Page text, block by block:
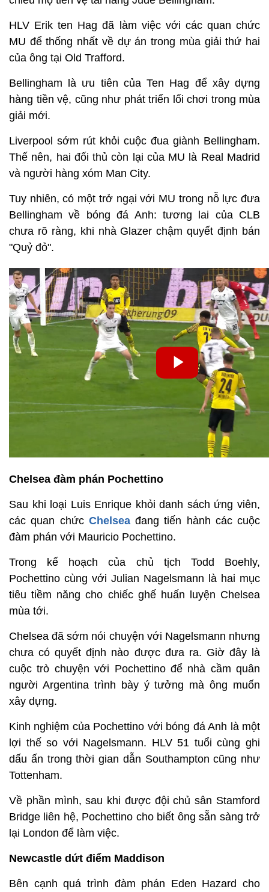
HLV Erik ten Hag đã làm việc với các quan chức
MU để thống nhất về dự án trong mùa giải thứ hai
của ông tại Old Trafford.
Bellingham là ưu tiên của Ten Hag để xây dựng
hàng tiền vệ, cũng như phát triển lối chơi trong mùa
giải mới.
Liverpool sớm rút khỏi cuộc đua giành Bellingham.
Thế nên, hai đối thủ còn lại của MU là Real Madrid
và người hàng xóm Man City.
Tuy nhiên, có một trở ngại với MU trong nỗ lực đưa
Bellingham về bóng đá Anh: tương lai của CLB
chưa rõ ràng, khi nhà Glazer chậm quyết định bán
"Quỷ đỏ".
Chelsea đàm phán Pochettino
Sau khi loại Luis Enrique khỏi danh sách ứng viên,
các quan chức Chelseađang tiến hành các cuộc
đàm phán với Mauricio Pochettino.
Trong kế hoạch của chủ tịch Todd Boehly,
Pochettino cùng với Julian Nagelsmann là hai mục
tiêu tiềm năng cho chiếc ghế huấn luyện Chelsea
mùa tới.
Chelsea đã sớm nói chuyện với Nagelsmann nhưng
chưa có quyết định nào được đưa ra. Giờ đây là
cuộc trò chuyện với Pochettino để nhà cầm quân
người Argentina trình bày ý tưởng mà ông muốn
xây dựng.
Kinh nghiệm của Pochettino với bóng đá Anh là một
lợi thế so với Nagelsmann. HLV 51 tuổi cùng ghi
dấu ấn trong thời gian dẫn Southampton cũng như
Tottenham.
Về phần mình, sau khi được đội chủ sân Stamford
Bridge liên hệ, Pochettino cho biết ông sẵn sàng trở
lại London để làm việc.
Newcastle dứt điểm Maddison
Bên cạnh quá trình đàm phán Eden Hazard cho